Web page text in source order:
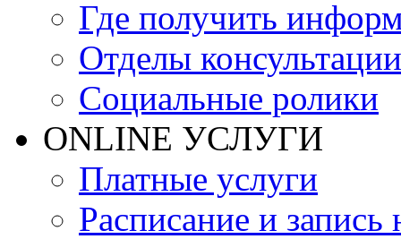
Где получить
Отделы консультации
Социальные ролики
ONLINE УСЛУГИ
Платные услуги
Расписание и запись